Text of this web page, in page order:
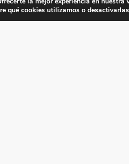
qué cookies utilizamos o